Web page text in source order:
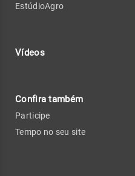
EstúdioAgro
Vídeos
Confira também
Participe
Tempo no seu site